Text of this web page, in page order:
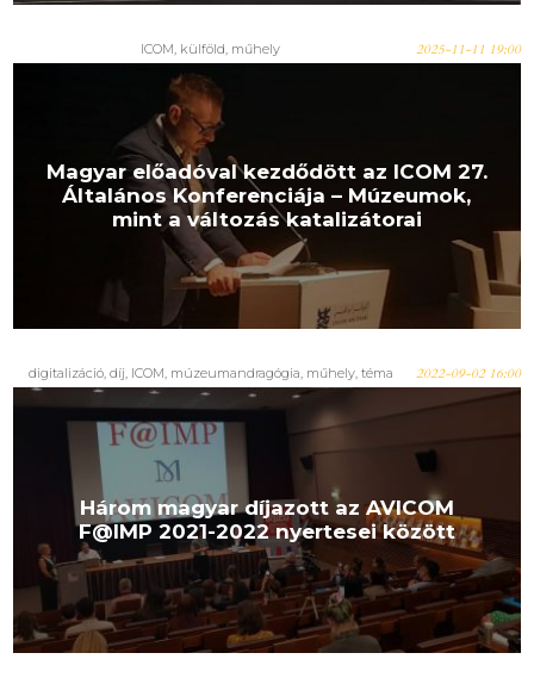
ICOM, külföld, műhely 2025-11-11 19:00
Magyar előadóval kezdődött az ICOM 27.
Általános Konferenciája – Múzeumok,
mint a változás katalizátorai
digitalizáció, díj, ICOM, múzeumandragógia, műhely, téma 2022-09-02 16:00
Három magyar díjazott az AVICOM
F@IMP 2021-2022 nyertesei között